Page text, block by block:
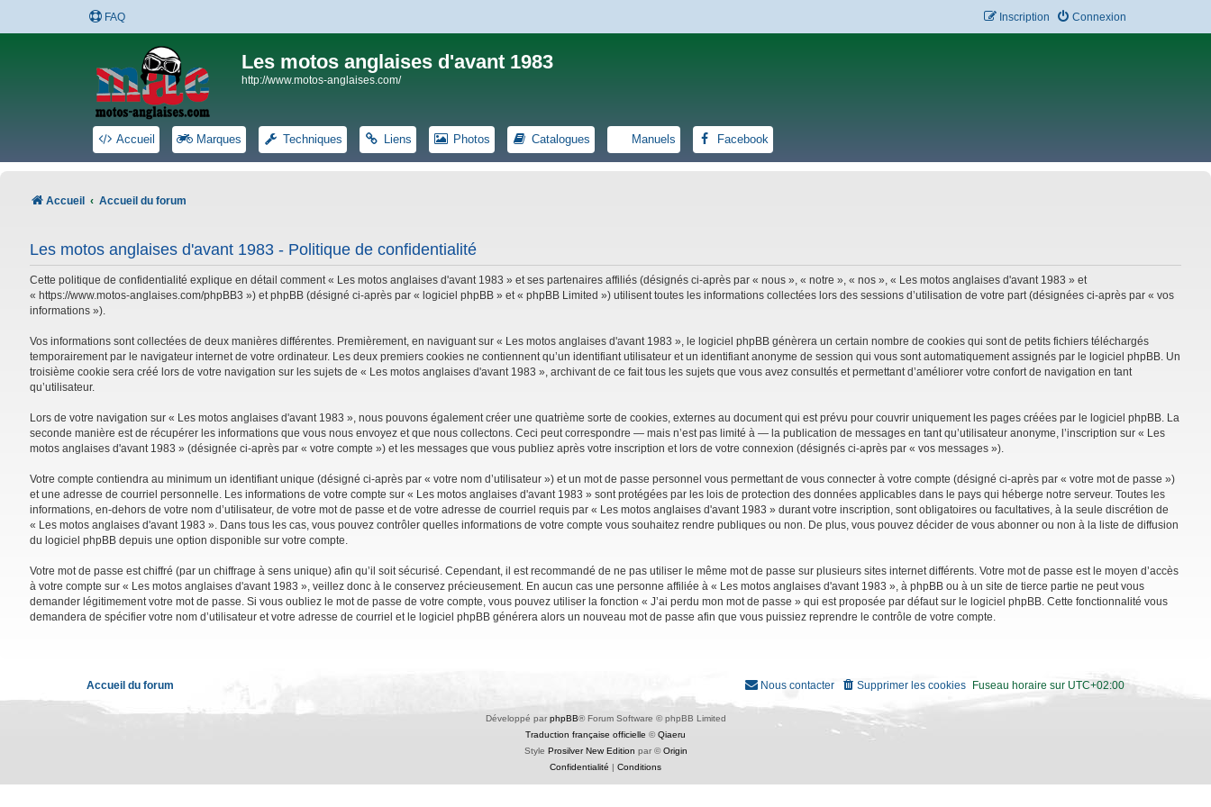
FAQ Connexion
Inscription
Les motos anglaises d'avant 1983
http://www.motos-anglaises.com/
Accueil Marques Techniques Liens Photos Catalogues Manuels Facebook
Accueil Accueil du forum
Les motos anglaises d'avant 1983 - Politique de confidentialité
Cette politique de confidentialité explique en détail comment « Les motos anglaises d'avant 1983 » et ses partenaires affiliés (désignés ci-après par « nous », « notre », « nos », « Les motos anglaises d'avant 1983 » et
« https://www.motos-anglaises.com/phpBB3 ») et phpBB (désigné ci-après par « logiciel phpBB » et « phpBB Limited ») utilisent toutes les informations collectées lors des sessions d’utilisation de votre part (désignées ci-après par « vos
informations »).
Vos informations sont collectées de deux manières différentes. Premièrement, en naviguant sur « Les motos anglaises d'avant 1983 », le logiciel phpBB génèrera un certain nombre de cookies qui sont de petits fichiers téléchargés
temporairement par le navigateur internet de votre ordinateur. Les deux premiers cookies ne contiennent qu’un identifiant utilisateur et un identifiant anonyme de session qui vous sont automatiquement assignés par le logiciel phpBB. Un
troisième cookie sera créé lors de votre navigation sur les sujets de « Les motos anglaises d'avant 1983 », archivant de ce fait tous les sujets que vous avez consultés et permettant d’améliorer votre confort de navigation en tant
qu’utilisateur.
Lors de votre navigation sur « Les motos anglaises d'avant 1983 », nous pouvons également créer une quatrième sorte de cookies, externes au document qui est prévu pour couvrir uniquement les pages créées par le logiciel phpBB. La
seconde manière est de récupérer les informations que vous nous envoyez et que nous collectons. Ceci peut correspondre — mais n’est pas limité à — la publication de messages en tant qu’utilisateur anonyme, l’inscription sur « Les
motos anglaises d'avant 1983 » (désignée ci-après par « votre compte ») et les messages que vous publiez après votre inscription et lors de votre connexion (désignés ci-après par « vos messages »).
Votre compte contiendra au minimum un identifiant unique (désigné ci-après par « votre nom d’utilisateur ») et un mot de passe personnel vous permettant de vous connecter à votre compte (désigné ci-après par « votre mot de passe »)
et une adresse de courriel personnelle. Les informations de votre compte sur « Les motos anglaises d'avant 1983 » sont protégées par les lois de protection des données applicables dans le pays qui héberge notre serveur. Toutes les
informations, en-dehors de votre nom d’utilisateur, de votre mot de passe et de votre adresse de courriel requis par « Les motos anglaises d'avant 1983 » durant votre inscription, sont obligatoires ou facultatives, à la seule discrétion de
« Les motos anglaises d'avant 1983 ». Dans tous les cas, vous pouvez contrôler quelles informations de votre compte vous souhaitez rendre publiques ou non. De plus, vous pouvez décider de vous abonner ou non à la liste de diffusion
du logiciel phpBB depuis une option disponible sur votre compte.
Votre mot de passe est chiffré (par un chiffrage à sens unique) afin qu’il soit sécurisé. Cependant, il est recommandé de ne pas utiliser le même mot de passe sur plusieurs sites internet différents. Votre mot de passe est le moyen d’accès
à votre compte sur « Les motos anglaises d'avant 1983 », veillez donc à le conservez précieusement. En aucun cas une personne affiliée à « Les motos anglaises d'avant 1983 », à phpBB ou à un site de tierce partie ne peut vous
demander légitimement votre mot de passe. Si vous oubliez le mot de passe de votre compte, vous pouvez utiliser la fonction « J’ai perdu mon mot de passe » qui est proposée par défaut sur le logiciel phpBB. Cette fonctionnalité vous
demandera de spécifier votre nom d’utilisateur et votre adresse de courriel et le logiciel phpBB générera alors un nouveau mot de passe afin que vous puissiez reprendre le contrôle de votre compte.
Accueil du forum Fuseau horaire sur UTC+02:00
Supprimer les cookies
Nous contacter
Développé par phpBB® Forum Software © phpBB Limited
Traduction française officielle ©Qiaeru
Style Prosilver New Edition par ©Origin
Confidentialité
Conditions